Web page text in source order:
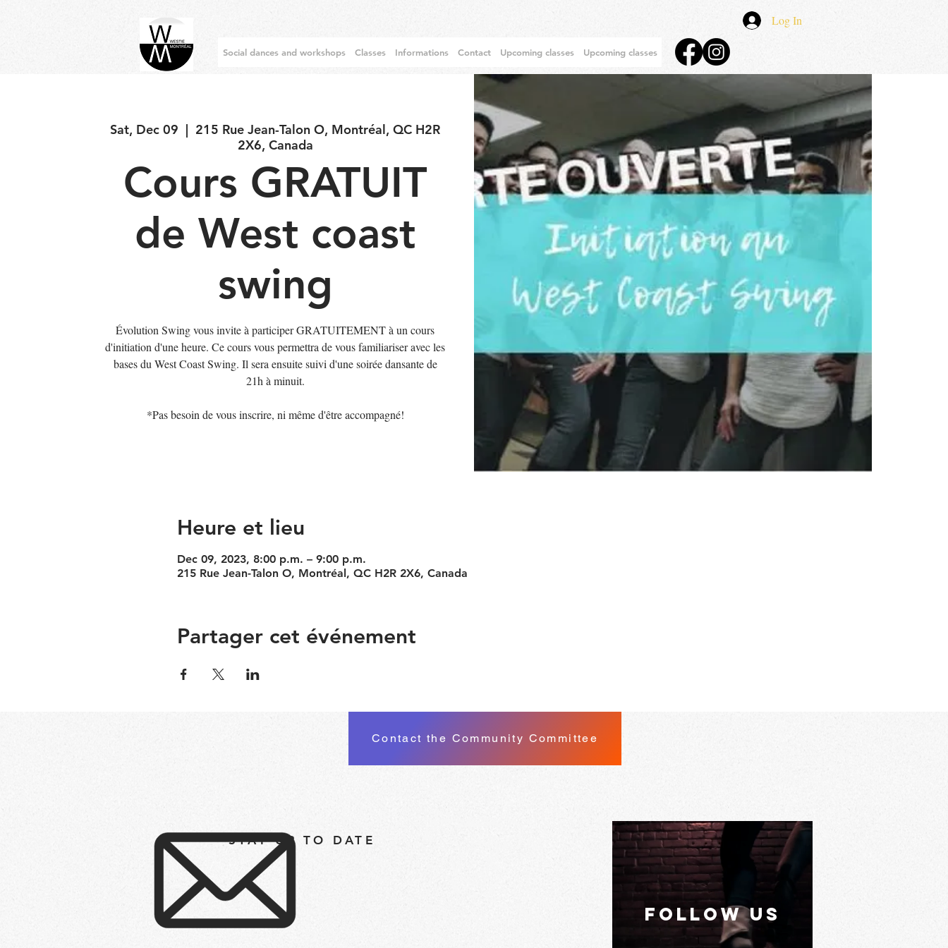
Log In
Social dances and workshops Classes Informations Contact Upcoming classes Upcoming classes
Sat, Dec 09
  |
215 Rue Jean-Talon O, Montréal, QC H2R
2X6, Canada
Cours GRATUIT
de West coast
swing
Évolution Swing vous invite à participer GRATUITEMENT à un cours
d'initiation d'une heure. Ce cours vous permettra de vous familiariser avec les
bases du West Coast Swing. Il sera ensuite suivi d'une soirée dansante de
21h à minuit.
*Pas besoin de vous inscrire, ni même d'être accompagné!
Heure et lieu
Dec 09, 2023, 8:00 p.m. – 9:00 p.m.
215 Rue Jean-Talon O, Montréal, QC H2R 2X6, Canada
Partager cet événement
Contact the Community Committee
STAY UP TO DATE
FOLLOW US